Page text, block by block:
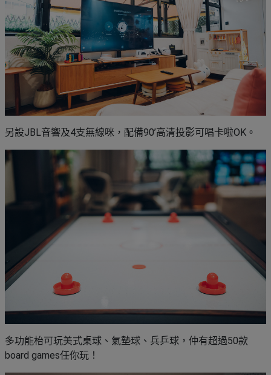
另設JBL音響及4支無線咪，配備90’高清投影可唱卡啦OK。
多功能枱可玩美式桌球、氣墊球、兵乒球，仲有超過50款
board games任你玩！